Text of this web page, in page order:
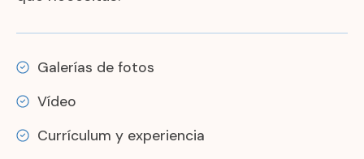
Galerías de fotos
Vídeo
Currículum y experiencia